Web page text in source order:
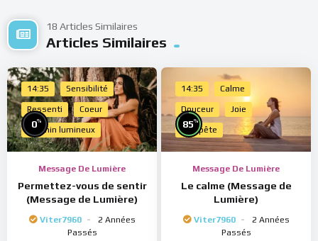
18 Articles Similaires
Articles Similaires
14:35 Sensibilité
Ressenti Coeur
Chemin lumineux
0%
Message De Lumière
Permettez-vous de sentir
(Message de Lumière)
Viter7960
2 Années
Passés
14:35 Calme
Douceur Joie
Tempête
85%
Message De Lumière
Le calme (Message de
Lumière)
Viter7960
2 Années
Passés